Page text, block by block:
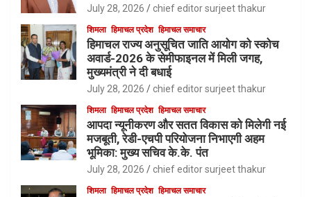
July 28, 2026 chief editor surjeet thakur
शिमला हिमाचल प्रदेश हिमाचल समाचार
हिमाचल राज्य अनुसूचित जाति आयोग को स्कोच
अवार्ड-2026 के सेमीफाइनल में मिली जगह,
मुख्यमंत्री ने दी बधाई
July 28, 2026 chief editor surjeet thakur
शिमला हिमाचल प्रदेश हिमाचल समाचार
आपदा न्यूनीकरण और सतत विकास को मिलेगी नई
मजबूती, रेडी-एचपी परियोजना निभाएगी अहम
भूमिका: मुख्य सचिव के.के. पंत
July 28, 2026 chief editor surjeet thakur
शिमला हिमाचल प्रदेश हिमाचल समाचार